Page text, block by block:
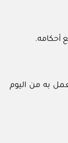
أحكامه.
به من اليوم